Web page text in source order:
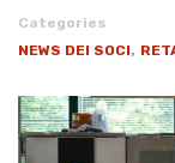
Categories
NEWS DEI SOCI,